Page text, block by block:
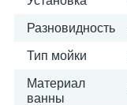
Разновидность
Тип мойки
Материал
ванны